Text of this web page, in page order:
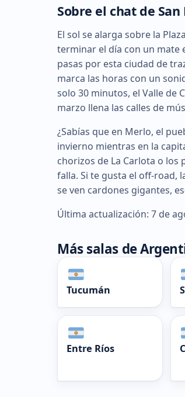
Sobre el chat de San
El sol se alarga sobre la
terminar el día con un mate
pasas por esta ciudad de
marca las horas con un
solo 30 minutos, el Valle de
marzo llena las calles de
¿Sabías que en Merlo, el
invierno mientras en la
chorizos de La Carlota o los
falla. Si te gusta el off-road,
se ven cardones gigantes,
Última actualización: 7 de
Más salas de
Tucumán
Entre Ríos